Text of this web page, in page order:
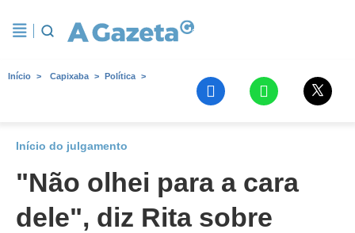
Início Capixaba Política
Início do julgamento
"Não olhei para a cara
dele", diz Rita sobre